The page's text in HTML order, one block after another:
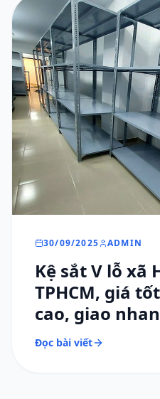
30/09/2025 ADMIN
Kệ sắt V lỗ xã
TPHCM, giá
cao, giao
Đọc bài viết